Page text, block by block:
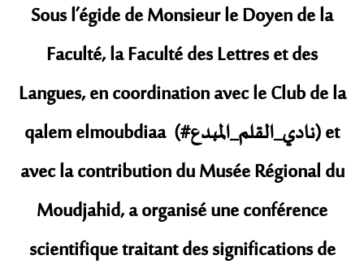
Sous l’égide de Monsieur le Doyen de la
Faculté, la Faculté des Lettres et des
Langues, en coordination avec le Club de la
qalem elmoubdiaa (#نادي_القلم_المبدع) et
avec la contribution du Musée Régional du
Moudjahid, a organisé une conférence
scientifique traitant des significations de